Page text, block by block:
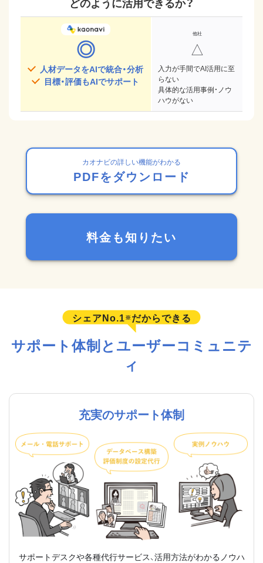
◎
人材データをAIで統合・分析
目標・評価もAIでサポート
△
入力が手間でAI活用に至
らない
具体的な活用事例・ノウ
ハウがない
カオナビの詳しい機能がわかる
PDFをダウンロード
料金も知りたい
シェアNo.1※ だからできる
サポート体制とユーザーコミュニテ
ィ
充実のサポート体制
サポートデスクや各種代行サービス、活用方法がわかるノウハ